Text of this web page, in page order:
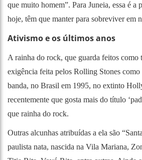
que muito homem”. Para Juneia, essa é a
hoje, têm que manter para sobreviver em
Ativismo e os últimos anos
A rainha do rock, que guarda feitos como
exigência feita pelos Rolling Stones como
banda, no Brasil em 1995, no extinto
recentemente que gosta mais do título
que rainha do rock.
Outras alcunhas atribuídas a ela são
paulista nata, nascida na Vila Mariana,